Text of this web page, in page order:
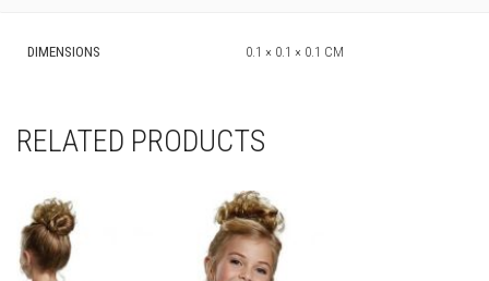
DIMENSIONS 0.1 × 0.1 × 0.1 CM
RELATED PRODUCTS